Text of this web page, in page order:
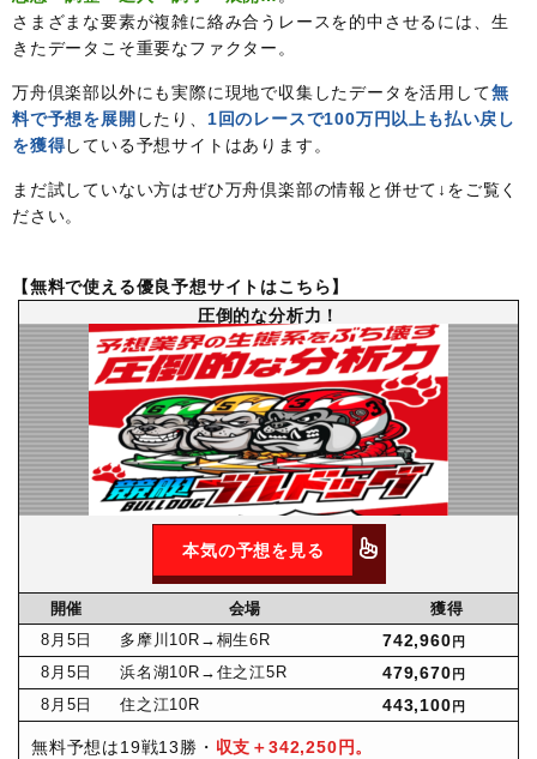
さまざまな要素が複雑に絡み合うレースを的中させるには、生
きたデータこそ重要なファクター。
万舟倶楽部以外にも実際に現地で収集したデータを活用して無
料で予想を展開 したり、 1回のレースで100万円以上も払い戻し
を獲得している予想サイトはあります。
まだ試していない方はぜひ万舟倶楽部の情報と併せて↓をご覧く
ださい。
【無料で使える優良予想サイトはこちら】
圧倒的な分析力！
本気の予想を見る
開催 会場
獲得
8月 5日 多摩川10R →桐生6R 742,960 円
8月 5日 浜名湖10R →住之江5R 479,670 円
8月 5日 住之江10R 443,100 円
無料予想は19戦13勝・ 収支＋342,250円。